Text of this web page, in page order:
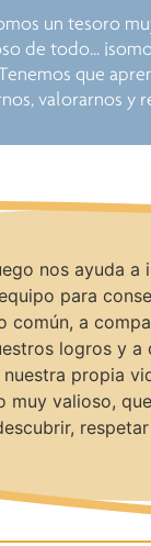
un tesoro
de todo…
que
valorarnos y
nos ayuda a
para
común, a
logros y a
nuestra propia
muy valioso,